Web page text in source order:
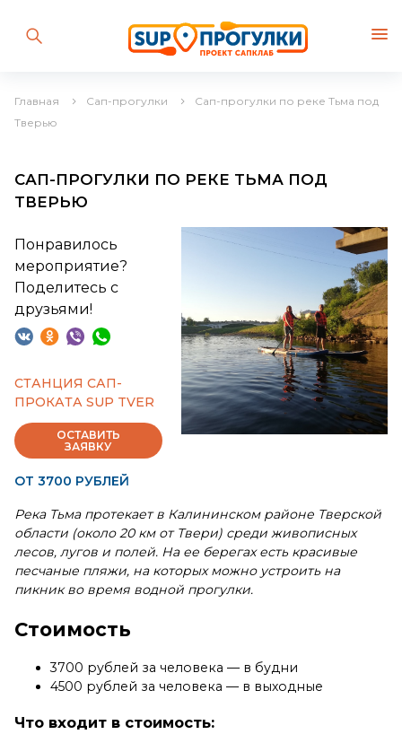
Главная Сап-прогулки
Сап-прогулки по реке Тьма под
Тверью
САП-ПРОГУЛКИ ПО РЕКЕ ТЬМА ПОД
ТВЕРЬЮ
СТАНЦИЯ САП-
ПРОКАТА SUP TVER
ОСТАВИТЬ
ЗАЯВКУ
ОТ 3700 РУБЛЕЙ
Река Тьма протекает в Калининском районе Тверской
области (около 20 км от Твери) среди живописных
лесов, лугов и полей. На ее берегах есть красивые
песчаные пляжи, на которых можно устроить на
пикник во время водной прогулки.
Стоимость
3700 рублей за человека — в будни
4500 рублей за человека — в выходные
Что входит в стоимость:
Понравилось
мероприятие?
Поделитесь с
друзьями!